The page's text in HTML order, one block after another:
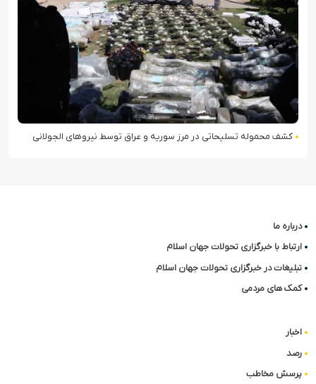
کشف محموله تسلیحاتی در مرز سوریه و عراق توسط نیروهای الجولانی
درباره ما
ارتباط با خبرگزاری تحولات جهان اسلام
تبلیغات در خبرگزاری تحولات جهان اسلام
کمک های مردمی
اخبار
رصد
پرسش مخاطب